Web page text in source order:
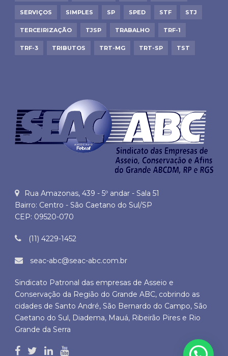
SERVIÇOS SIMPLES SP SPED STF STJ
TERCEIRIZAÇÃO TJSP TRABALHO TRF-1
TRF-3 TRIBUTOS TRT-MG TRT-SP TST
Rua Amazonas, 439 - 5º andar - Sala 51
Bairro: Centro - São Caetano do Sul/SP
CEP: 09520-070
(11) 4229-1452
seac-abc@seac-abc.com.br
Sindicato Patronal das empresas de Asseio e
Conservação da Região do Grande ABC, cobrindo as
cidades de Santo André, São Bernardo do Campo, São
Caetano do Sul, Diadema, Mauá, Ribeirão Pires e Rio
Grande da Serra